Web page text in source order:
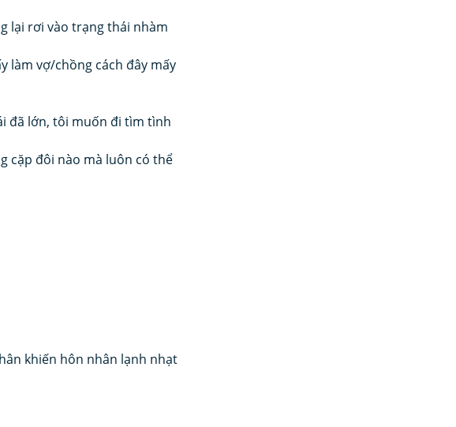
lại rơi vào trạng thái nhàm
làm vợ/chồng cách đây mấy
đã lớn, tôi muốn đi tìm tình
cặp đôi nào mà luôn có thể
khiến hôn nhân lạnh nhạt